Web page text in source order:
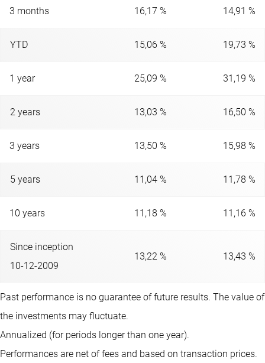
3 months 16,17 % 14,91 %
YTD 15,06 % 19,73 %
1 year 25,09 % 31,19 %
2 years 13,03 % 16,50 %
3 years 13,50 % 15,98 %
5 years 11,04 % 11,78 %
10 years 11,18 % 11,16 %
Since inception
10-12-2009
13,22 % 13,43 %
Past performance is no guarantee of future results. The value of
the investments may fluctuate.
Annualized (for periods longer than one year).
Performances are net of fees and based on transaction prices.